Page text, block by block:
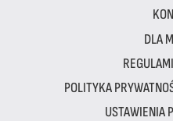
DLA
POLITYKA
USTAWIENIA